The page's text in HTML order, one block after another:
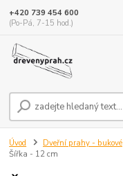
+420 739 454 600
(Po-Pá, 7-15 hod.)
Úvod Dveřní prahy - bukové
Šířka - 12 cm